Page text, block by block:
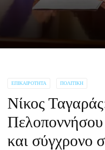
ΕΠΙΚΑΙΡΌΤΗΤΑ ΠΟΛΙΤΙΚΉ
Νίκος
και σύγχρονο